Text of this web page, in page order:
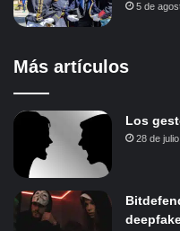
5 de
Más artículos
Los
28 de